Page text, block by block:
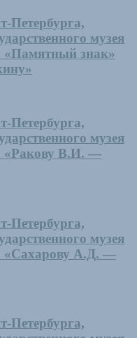
Петербурга,
музея
«Памятный знак»
Петербурга,
музея
«Ракову В.И. —
Петербурга,
музея
«Сахарову А.Д. —
Петербурга,